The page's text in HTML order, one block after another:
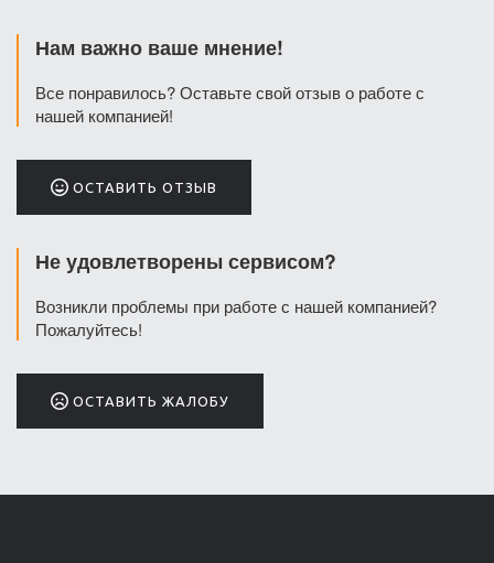
Нам важно ваше мнение!
Все понравилось? Оставьте свой отзыв о работе с
нашей компанией!
ОСТАВИТЬ ОТЗЫВ
Не удовлетворены сервисом?
Возникли проблемы при работе с нашей компанией?
Пожалуйтесь!
ОСТАВИТЬ ЖАЛОБУ